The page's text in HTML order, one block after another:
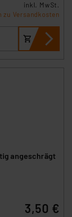
inkl. MwSt.
zu Versandkosten
angeschrägt
3,50 €